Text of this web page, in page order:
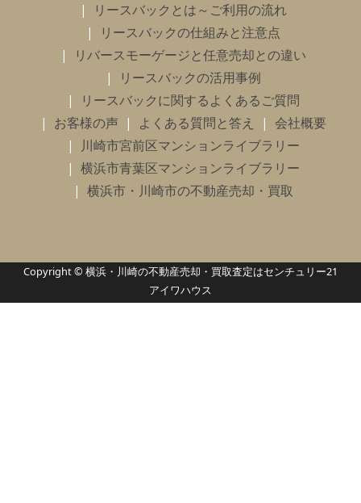
リースバックとは～ご利用の流れ
リースバックの仕組みと注意点
リバースモーゲージと任意売却との違い
リースバックの活用事例
リースバックに関するよくあるご質問
お客様の声
よくある質問と答え
会社概要
川崎市宮前区マンションライブラリー
横浜市青葉区マンションライブラリー
横浜市・川崎市の不動産売却・買取
Copyright © 横浜・川崎の不動産売却・買取査定はセンチュリー21
アイワハウス